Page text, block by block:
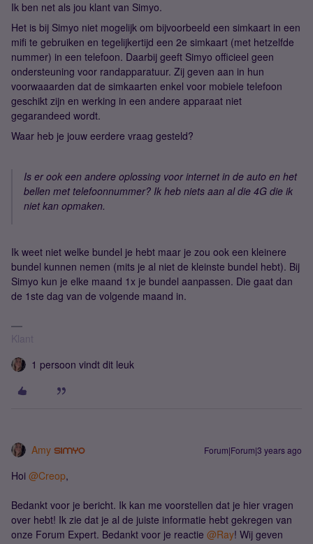
Ik ben net als jou klant van Simyo.
Het is bij Simyo niet mogelijk om bijvoorbeeld een simkaart in een
mifi te gebruiken en tegelijkertijd een 2e simkaart (met hetzelfde
nummer) in een telefoon. Daarbij geeft Simyo officieel geen
ondersteuning voor randapparatuur. Zij geven aan in hun
voorwaaarden dat de simkaarten enkel voor mobiele telefoon
geschikt zijn en werking in een andere apparaat niet
gegarandeed wordt.
Waar heb je jouw eerdere vraag gesteld?
Is er ook een andere oplossing voor internet in de auto en het
bellen met telefoonnummer? Ik heb niets aan al die 4G die ik
niet kan opmaken.
Ik weet niet welke bundel je hebt maar je zou ook een kleinere
bundel kunnen nemen (mits je al niet de kleinste bundel hebt). Bij
Simyo kun je elke maand 1x je bundel aanpassen. Die gaat dan
de 1ste dag van de volgende maand in.
Klant
1 persoon vindt dit leuk
Amy Forum|Forum|3 years ago
Hoi @Creop,
Bedankt voor je bericht. Ik kan me voorstellen dat je hier vragen
over hebt! Ik zie dat je al de juiste informatie hebt gekregen van
onze Forum Expert. Bedankt voor je reactie @Ray! Wij geven